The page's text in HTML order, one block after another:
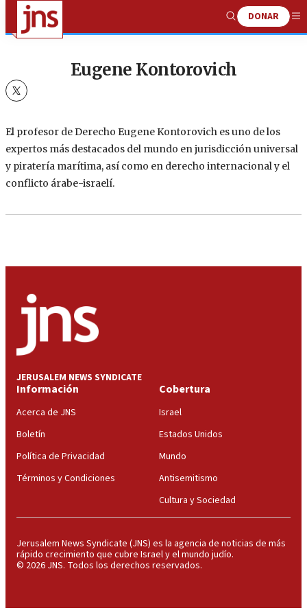
Show
Search
DONAR
Eugene Kontorovich
twitter
El profesor de Derecho Eugene Kontorovich es uno de los
expertos más destacados del mundo en jurisdicción universal
y piratería marítima, así como en derecho internacional y el
conflicto árabe-israelí.
JERUSALEM NEWS SYNDICATE
Información
Acerca de JNS
Boletín
Política de Privacidad
Términos y Condiciones
Cobertura
Israel
Estados Unidos
Mundo
Antisemitismo
Cultura y Sociedad
Jerusalem News Syndicate (JNS) es la agencia de noticias de más
rápido crecimiento que cubre Israel y el mundo judío.
© 2026 JNS. Todos los derechos reservados.